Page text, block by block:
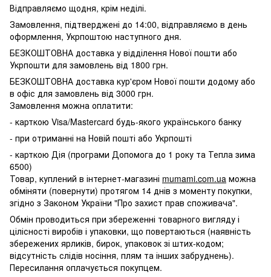
Відправляємо щодня, крім неділі.
Замовлення, підтверджені до 14:00, відправляємо в день
оформлення, Укрпоштою наступного дня.
БЕЗКОШТОВНА доставка у відділення Нової пошти або
Укрпошти для замовлень від 1800 грн.
БЕЗКОШТОВНА доставка кур'єром Нової пошти додому або
в офіс для замовлень від 3000 грн.
Замовлення можна оплатити:
- карткою Visa/Mastercard будь-якого українського банку
- при отриманні на Новій пошті або Укрпошті
- карткою Дія (програми Допомога до 1 року та Тепла зима
6500)
Товар, куплений в інтернет-магазині mumami.com.ua можна
обміняти (повернути) протягом 14 днів з моменту покупки,
згідно з Законом України "Про захист прав споживача".
Обмін проводиться при збереженні товарного вигляду і
цілісності виробів і упаковки, що повертаються (наявність
збережених ярликів, бирок, упаковок зі штих-кодом;
відсутність слідів носіння, плям та інших забруднень).
Пересилання оплачується покупцем.